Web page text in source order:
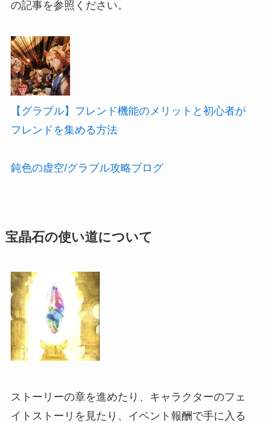
の記事を参照ください。
【グラブル】フレンド機能のメリットと初心者が
フレンドを集める方法
鈍色の虚空/グラブル攻略ブログ
宝晶石の使い道について
ストーリーの章を進めたり、キャラクターのフェ
イトストーリを見たり、イベント報酬で手に入る